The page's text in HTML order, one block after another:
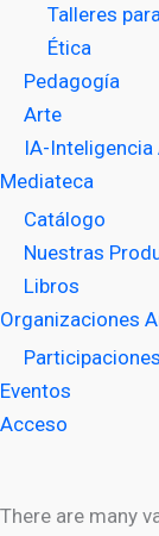
Talleres
Ética
Pedagogía
Arte
IA-
Mediateca
Catálogo
Nuestras
Libros
Organizaciones
Eventos
Acceso
There are many